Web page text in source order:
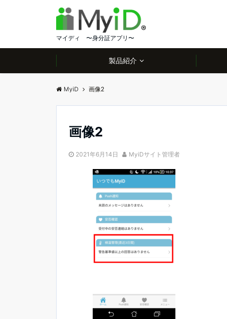
マイディ 〜身分証アプリ〜
製品紹介
MyiD 画像2
画像2
2021年6月14日 MyiDサイト管理者